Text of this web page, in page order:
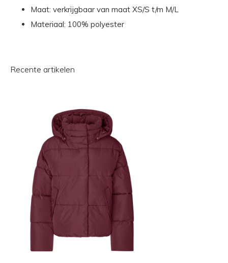
Maat: verkrijgbaar van maat XS/S t/m M/L
Materiaal: 100% polyester
Recente artikelen